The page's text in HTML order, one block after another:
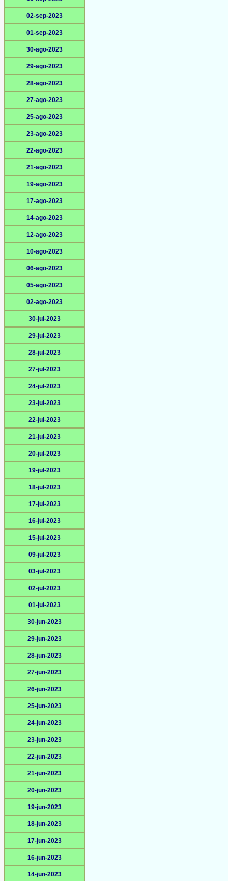
02-sep-2023
01-sep-2023
30-ago-2023
29-ago-2023
28-ago-2023
27-ago-2023
25-ago-2023
23-ago-2023
22-ago-2023
21-ago-2023
19-ago-2023
17-ago-2023
14-ago-2023
12-ago-2023
10-ago-2023
06-ago-2023
05-ago-2023
02-ago-2023
30-jul-2023
29-jul-2023
28-jul-2023
27-jul-2023
24-jul-2023
23-jul-2023
22-jul-2023
21-jul-2023
20-jul-2023
19-jul-2023
18-jul-2023
17-jul-2023
16-jul-2023
15-jul-2023
09-jul-2023
03-jul-2023
02-jul-2023
01-jul-2023
30-jun-2023
29-jun-2023
28-jun-2023
27-jun-2023
26-jun-2023
25-jun-2023
24-jun-2023
23-jun-2023
22-jun-2023
21-jun-2023
20-jun-2023
19-jun-2023
18-jun-2023
17-jun-2023
16-jun-2023
14-jun-2023